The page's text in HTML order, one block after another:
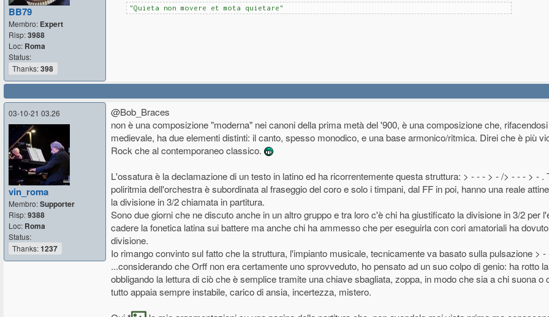
BB79
Membro: Expert
Risp:3988
Loc: Roma
Status:
Thanks:398
"Quieta non movere et mota quietare"
03-10-21 03.26
vin_roma
Membro:Supporter
Risp:9388
Loc: Roma
Status:
Thanks:1237
@Bob_Braces
non è una composizione "moderna" nei canoni della prima metà del '900, è una composizione che,
medievale, ha due elementi distinti: il canto, spesso monodico, e una base armonico/ritmica. Direi che è più
Rock che al contemporaneo classico.
L'ossatura è la declamazione di un testo in latino ed ha ricorrentemente questa struttura: > - - - > - /> - - - > - .
poliritmia dell'orchestra è subordinata al fraseggio del coro e solo i timpani, dal FF in poi, hanno una reale
la divisione in 3/2 chiamata in partitura.
Sono due giorni che ne discuto anche in un altro gruppo e tra loro c'è chi ha giustificato la divisione in 3/2 per
cadere la fonetica latina sui battere ma anche chi ha ammesso che per eseguirla con cori amatoriali ha
divisione.
Io rimango convinto sul fatto che la struttura, l'impianto musicale, tecnicamente va basato sulla pulsazione >
...considerando che Orff non era certamente uno sprovveduto, ho pensato ad un suo colpo di genio: ha rotto
obbligando la lettura di ciò che è semplice tramite una chiave sbagliata, zoppa, in modo che sia a chi suona o
tutto appaia sempre instabile, carico di ansia, incertezza, mistero.